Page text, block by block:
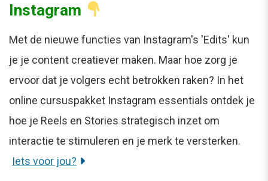
Instagram
Met de nieuwe functies van Instagram's 'Edits' kun
je je content creatiever maken. Maar hoe zorg je
ervoor dat je volgers echt betrokken raken? In het
online cursuspakket Instagram essentials ontdek je
hoe je Reels en Stories strategisch inzet om
interactie te stimuleren en je merk te versterken.
Iets voor jou?